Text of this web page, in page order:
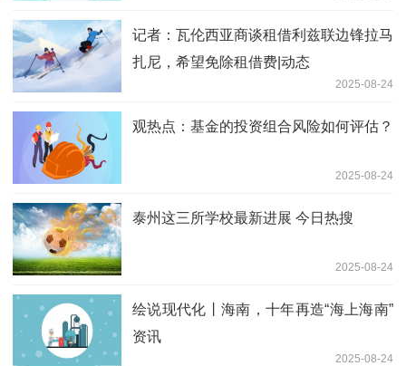
记者：瓦伦西亚商谈租借利兹联边锋拉马
扎尼，希望免除租借费|动态
2025-08-24
观热点：基金的投资组合风险如何评估？
2025-08-24
泰州这三所学校最新进展 今日热搜
2025-08-24
绘说现代化丨海南，十年再造“海上海南”
资讯
2025-08-24